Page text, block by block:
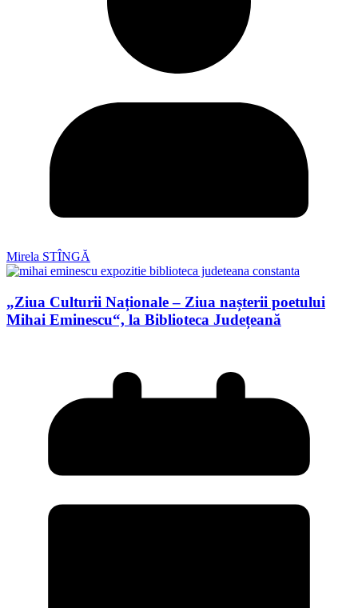
Mirela STÎNGĂ
„Ziua Culturii Naționale – Ziua nașterii poetului
Mihai Eminescu“, la Biblioteca Județeană